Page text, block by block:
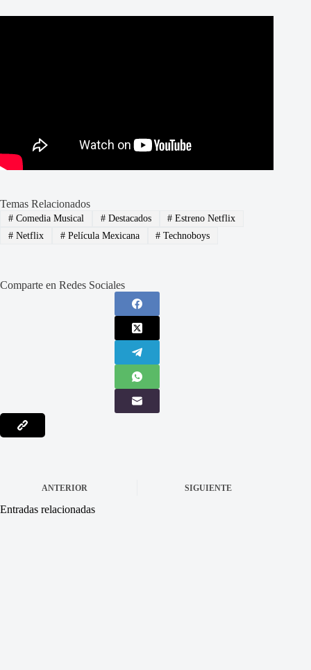
Temas Relacionados
#Comedia Musical #Destacados # Estreno Netflix
#Netflix #Película Mexicana # Technoboys
Comparte en Redes Sociales
ANTERIOR SIGUIENTE
Entradas relacionadas